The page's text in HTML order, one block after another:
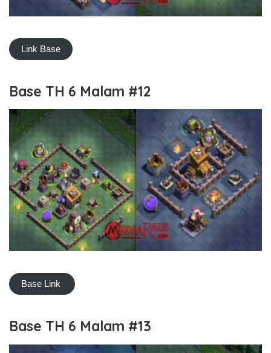
Link Base
Base TH 6 Malam #12
Base Link
Base TH 6 Malam #13